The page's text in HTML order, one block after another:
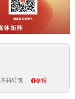
得转载 举报